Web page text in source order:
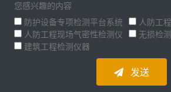
您感兴趣的内容
防护设备专项检测平台系统
人防工
人防工程现场气密性检测仪
无损检
建筑工程检测仪器
发送